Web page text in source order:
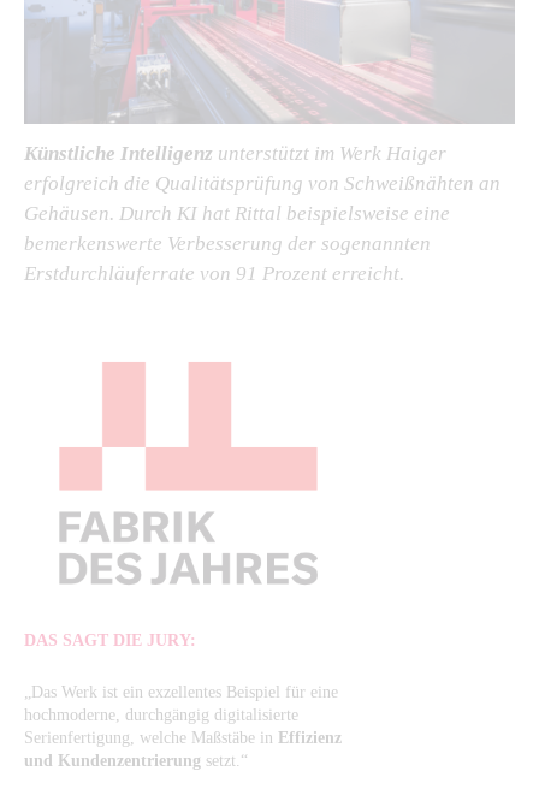
Künstliche Intelligenz unterstützt im Werk Haiger
erfolgreich die Qualitätsprüfung von Schweißnähten an
Gehäusen. Durch KI hat Rittal beispielsweise eine
bemerkenswerte Verbesserung der sogenannten
Erstdurchläuferrate von 91 Prozent erreicht.
DAS SAGT DIE JURY:
„Das Werk ist ein exzellentes Beispiel für eine
hochmoderne, durchgängig digitalisierte
Serienfertigung, welche Maßstäbe in Effizienz
und Kundenzentrierung setzt.“